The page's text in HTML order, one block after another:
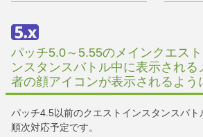
パッチ5.0～5.55のメインクエス
ンスタンスバトル中に表示され
者の顔アイコンが表示されるよう
パッチ4.5以前のクエストインスタンスバ
順次対応予定です。